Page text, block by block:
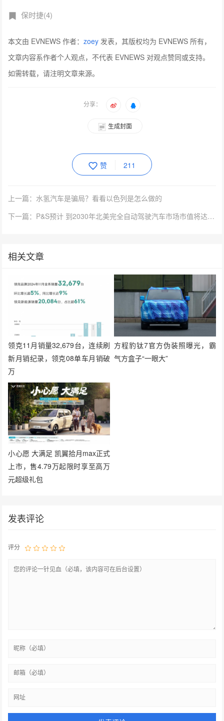
保时捷(4)
本文由 EVNEWS 作者：zoey 发表，其版权均为 EVNEWS 所有，
文章内容系作者个人观点，不代表 EVNEWS 对观点赞同或支持。
如需转载，请注明文章来源。
分享：
生成封面
赞 211
上一篇：水氢汽车是骗局？看看以色列是怎么做的
下一篇：P&S预计 到2030年北美完全自动驾驶汽车市场市值将达523亿美元
相关文章
领克11月销量32,679台，连续刷
新月销纪录，领克08单车月销破
万
方程豹钛7官方伪装照曝光，霸
气方盒子“一眼大”
小心愿 大满足 凯翼拾月max正式
上市，售4.79万起限时享至高万
元超级礼包
发表评论
评分